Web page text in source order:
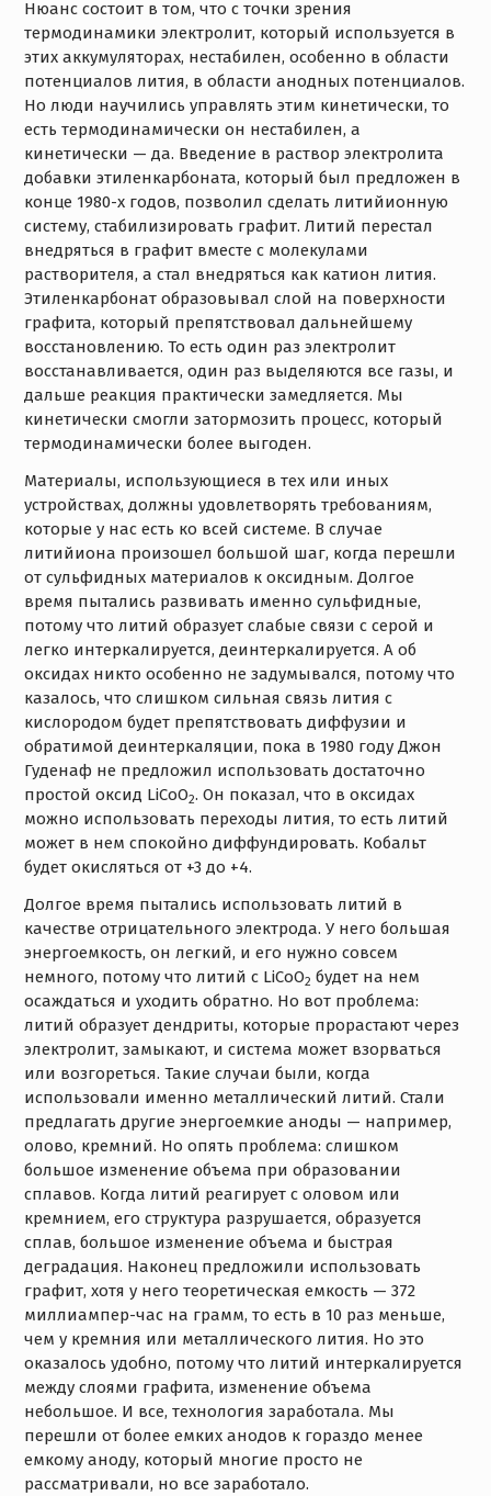
Нюанс состоит в том, что с точки зрения
термодинамики электролит, который используется в
этих аккумуляторах, нестабилен, особенно в области
потенциалов лития, в области анодных потенциалов.
Но люди научились управлять этим кинетически, то
есть термодинамически он нестабилен, а
кинетически — да. Введение в раствор электролита
добавки этиленкарбоната, который был предложен в
конце 1980-х годов, позволил сделать литийионную
систему, стабилизировать графит. Литий перестал
внедряться в графит вместе с молекулами
растворителя, а стал внедряться как катион лития.
Этиленкарбонат образовывал слой на поверхности
графита, который препятствовал дальнейшему
восстановлению. То есть один раз электролит
восстанавливается, один раз выделяются все газы, и
дальше реакция практически замедляется. Мы
кинетически смогли затормозить процесс, который
термодинамически более выгоден.
Материалы, использующиеся в тех или иных
устройствах, должны удовлетворять требованиям,
которые у нас есть ко всей системе. В случае
литийиона произошел большой шаг, когда перешли
от сульфидных материалов к оксидным. Долгое
время пытались развивать именно сульфидные,
потому что литий образует слабые связи с серой и
легко интеркалируется, деинтеркалируется. А об
оксидах никто особенно не задумывался, потому что
казалось, что слишком сильная связь лития с
кислородом будет препятствовать диффузии и
обратимой деинтеркаляции, пока в 1980 году Джон
Гуденаф не предложил использовать достаточно
простой оксид LiCoO2. Он показал, что в оксидах
можно использовать переходы лития, то есть литий
может в нем спокойно диффундировать. Кобальт
будет окисляться от +3 до +4.
Долгое время пытались использовать литий в
качестве отрицательного электрода. У него большая
энергоемкость, он легкий, и его нужно совсем
немного, потому что литий с LiCoO2 будет на нем
осаждаться и уходить обратно. Но вот проблема:
литий образует дендриты, которые прорастают через
электролит, замыкают, и система может взорваться
или возгореться. Такие случаи были, когда
использовали именно металлический литий. Стали
предлагать другие энергоемкие аноды — например,
олово, кремний. Но опять проблема: слишком
большое изменение объема при образовании
сплавов. Когда литий реагирует с оловом или
кремнием, его структура разрушается, образуется
сплав, большое изменение объема и быстрая
деградация. Наконец предложили использовать
графит, хотя у него теоретическая емкость — 372
миллиампер-час на грамм, то есть в 10 раз меньше,
чем у кремния или металлического лития. Но это
оказалось удобно, потому что литий интеркалируется
между слоями графита, изменение объема
небольшое. И все, технология заработала. Мы
перешли от более емких анодов к гораздо менее
емкому аноду, который многие просто не
рассматривали, но все заработало.